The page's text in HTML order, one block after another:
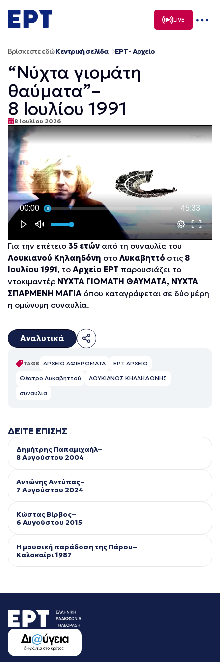
σε
περιεχόμενο
LIVE
Βρίσκεστε εδώ:Κεντρική σελίδα ΕΡΤ - Αρχείο
“Νύχτα γιομάτη
θαύματα”–
8 Ιουλίου 1991
8 Ιουλίου 2026
00:00 45:33
Για την επέτειο 35 ετών από τη συναυλία του
Λουκιανού Κηλαηδόνη στο Λυκαβηττό στις 8
Ιουλίου 1991, το Αρχείο ΕΡΤ παρουσιάζει το
ντοκιμαντέρ ΝΥΧΤΑ ΓΙΟΜΑΤΗ ΘΑΥΜΑΤΑ, ΝΥΧΤΑ
ΣΠΑΡΜΕΝΗ ΜΑΓΙΑ όπου καταγράφεται σε δύο μέρη
η ομώνυμη συναυλία.
Αναλυτικά
TAGS ΑΡΧΕΙΟ ΑΦΙΕΡΩΜΑΤΑ
ΕΡΤ ΑΡΧΕΙΟ
Θέατρο Λυκαβηττού
ΛΟΥΚΙΑΝΟΣ ΚΗΛΑΗΔΟΝΗΣ
συναυλια
ΔΕΙΤΕ ΕΠΙΣΗΣ
Δημήτρης Παπαμιχαήλ–
8 Αυγούστου 2004
Αντώνης Αντύπας–
7 Αυγούστου 2024
Κώστας Βίρβος–
6 Αυγούστου 2015
Η μουσική παράδοση της Πάρου–
Kαλοκαίρι 1987